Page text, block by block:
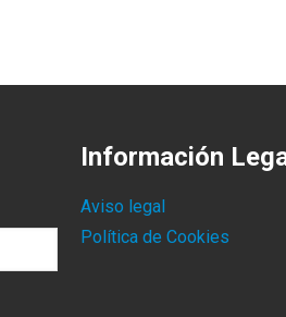
Información
Aviso legal
Política de Cookies